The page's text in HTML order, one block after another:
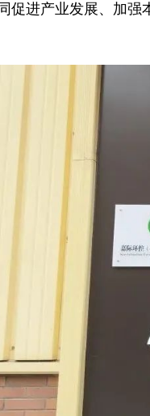
促进产业发展、加强